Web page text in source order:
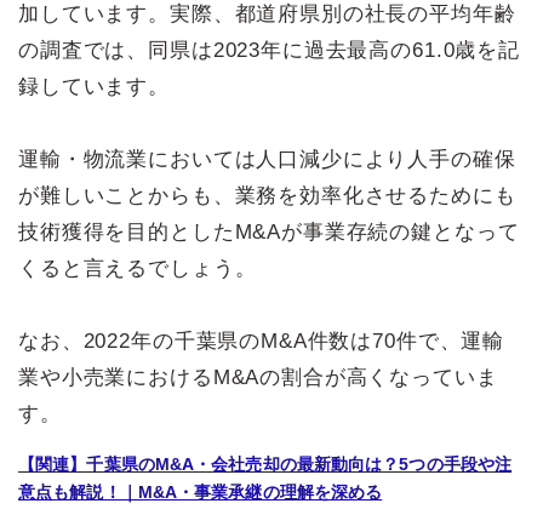
加しています。実際、都道府県別の社長の平均年齢
の調査では、同県は2023年に過去最高の61.0歳を記
録しています。
運輸・物流業においては人口減少により人手の確保
が難しいことからも、業務を効率化させるためにも
技術獲得を目的としたM&Aが事業存続の鍵となって
くると言えるでしょう。
なお、2022年の千葉県のM&A件数は70件で、運輸
業や小売業におけるM&Aの割合が高くなっていま
す。
【関連】千葉県のM&A・会社売却の最新動向は？5つの手段や注
意点も解説！｜M&A・事業承継の理解を深める